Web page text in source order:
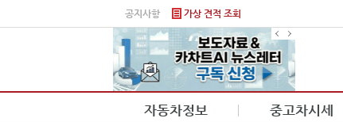
공지사항 가상 견적 조회
자동차정보 중고차시세